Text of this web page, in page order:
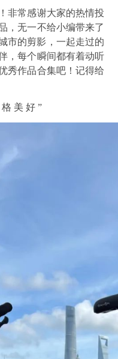
非常感谢大家的热情投
，无一不给小编带来了
市的剪影， 一起走过的
，每个瞬间都有着动听
秀作品合集吧！ 记得给
美 好 ”